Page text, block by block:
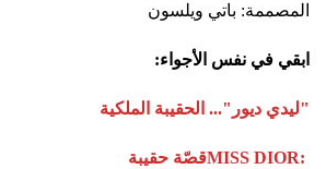
المصممة: باتي ويلسون
ابقي في نفس الأجواء:
"ليدي ديور"... الحقيبة الملكية
MISS DIOR:قصّة حقيبة